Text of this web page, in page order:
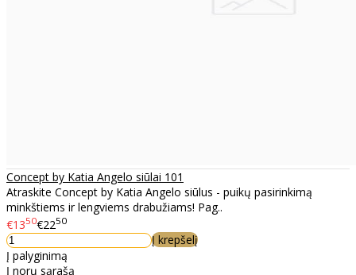
Concept by Katia Angelo siūlai 101
Atraskite Concept by Katia Angelo siūlus - puikų pasirinkimą
minkštiems ir lengviems drabužiams! Pag..
€1350€2250
Į krepšelį
Į palyginimą
Į norų sąrašą